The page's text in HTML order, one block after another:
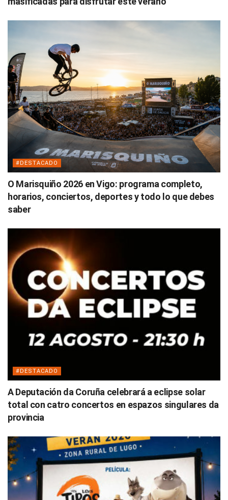
#DESTACADO
O Marisquiño 2026 en Vigo: programa completo,
horarios, conciertos, deportes y todo lo que debes
saber
#DESTACADO
A Deputación da Coruña celebrará a eclipse solar
total con catro concertos en espazos singulares da
provincia